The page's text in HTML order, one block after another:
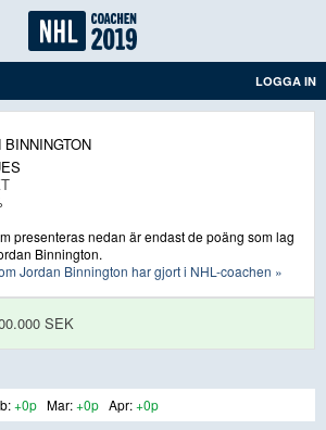
LOGGA IN
BINNINGTON
presenteras nedan är endast de poäng som lag
Binnington.
Jordan Binnington har gjort i NHL-coachen »
SEK
+0p +0p +0p